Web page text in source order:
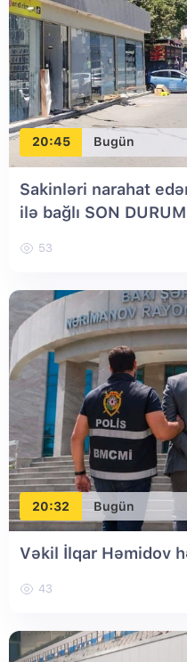
20:45 Bugün
Sakinləri narahat
ilə bağlı SON DURUM
53
20:32 Bugün
Vəkil İlqar Həmidov
43